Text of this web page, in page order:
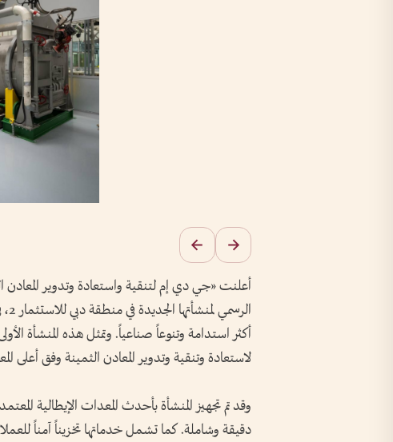
أعلنت «جي دي إم لتنقية واستعادة وتدوير
أكثر استدامة وتنوعاً صناعياً. وتمثل هذه المنشأة
لاستعادة وتنقية وتدوير المعادن الثمينة وفق أعلى
وقد تم تجهيز المنشأة بأحدث المعدات الإيطالية
دقيقة وشاملة. كما تشمل خدماتها تخزيناً آمناً